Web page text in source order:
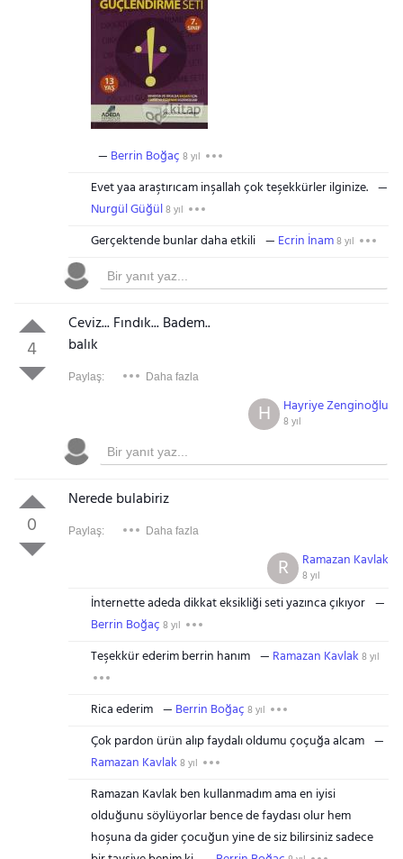
Berrin Boğaç 8 yıl
Evet yaa araştırıcam inşallah çok teşekkürler ilginize.
Nurgül Güğül8 yıl
Gerçektende bunlar daha etkili Ecrin İnam8 yıl
4
Ceviz... Fındık... Badem..
balık
Paylaş: Daha fazla
Hayriye Zenginoğlu
8 yıl
H
0
Nerede bulabiriz
Paylaş: Daha fazla
Ramazan Kavlak
8 yıl
R
İnternette adeda dikkat eksikliği seti yazınca çıkıyor
Berrin Boğaç 8 yıl
Teşekkür ederim berrin hanım Ramazan Kavlak 8 yıl
Rica ederim Berrin Boğaç 8 yıl
Çok pardon ürün alıp faydalı oldumu çoçuğa alcam
Ramazan Kavlak 8 yıl
Ramazan Kavlak ben kullanmadım ama en iyisi
olduğunu söylüyorlar bence de faydası olur hem
hoşuna da gider çocuğun yine de siz bilirsiniz sadece